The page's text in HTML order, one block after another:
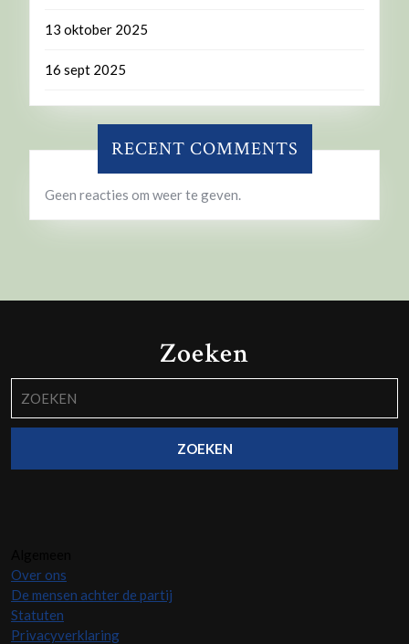
13 oktober 2025
16 sept 2025
RECENT COMMENTS
Geen reacties om weer te geven.
Zoeken
naar:
Over ons
De mensen achter de partij
Statuten
Privacyverklaring